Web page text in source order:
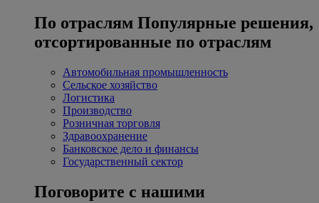
По отраслям Популярные решения,
отсортированные по отраслям
Автомобильная промышленность
Сельское хозяйство
Логистика
Производство
Розничная торговля
Здравоохранение
Банковское дело и финансы
Государственный сектор
Поговорите с нашими